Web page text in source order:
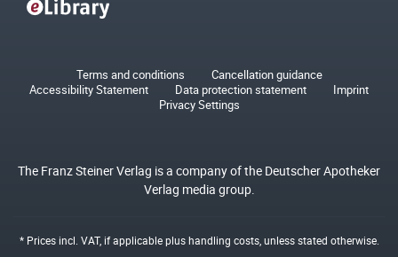
Terms and conditions
Cancellation guidance
Accessibility Statement
Data protection statement
Imprint
Privacy Settings
The Franz Steiner Verlag is a company of the Deutscher Apotheker
Verlag media group.
* Prices incl. VAT, if applicable plushandling costs, unless stated otherwise.